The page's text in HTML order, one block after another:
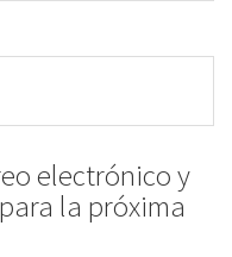
electrónico y
la próxima